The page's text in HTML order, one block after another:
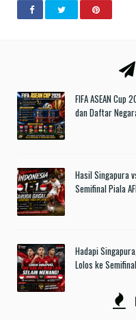
FIFA ASEAN
dan Daftar
Hasil Singapura
Semifinal Piala
Hadapi
Lolos ke